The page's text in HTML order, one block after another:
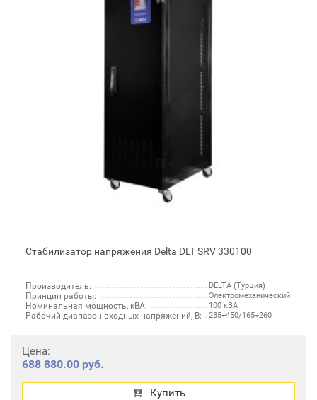
Стабилизатор напряжения Delta DLT SRV 330100
Производитель: DELTA (Турция)
Принцип работы: Электромеханический
Номинальная мощность, кВА: 100 кВА
Рабочий диапазон входных напряжений, В: 285÷450/165÷260
Цена:
688 880.00 руб.
Купить